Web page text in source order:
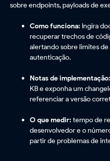
sobre endpoints, payloads de
Como funciona: Ingira
recuperar trechos de
alertando sobre limites
autenticação.
Notas de implementação:
KB e exponha um
referenciar a versão
O que medir: tempo de
desenvolvedor e o
partir de problemas de